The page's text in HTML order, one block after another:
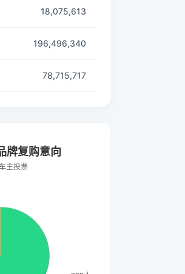
18,075,613
196,496,340
78,715,717